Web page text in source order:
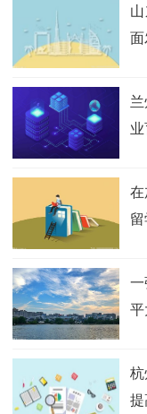
面
在
一
平
杭
提